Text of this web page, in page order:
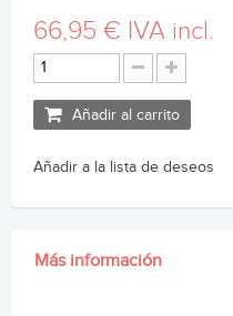
66,95 € IVA incl.
Añadir al carrito
Añadir a la lista de deseos
Más información